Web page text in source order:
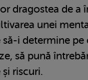
dragostea de a
unei
i determine pe
să pună
și riscuri.